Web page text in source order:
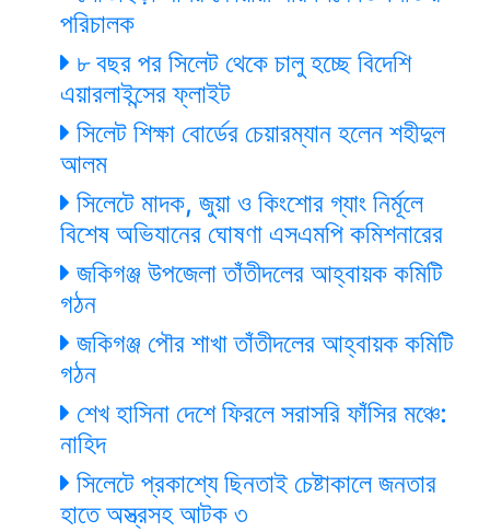
পরিচালক
৮ বছর পর সিলেট থেকে চালু হচ্ছে বিদেশি
এয়ারলাইন্সের ফ্লাইট
সিলেট শিক্ষা বোর্ডের চেয়ারম্যান হলেন শহীদুল
আলম
সিলেটে মাদক, জুয়া ও কিংশোর গ্যাং নির্মূলে
বিশেষ অভিযানের ঘোষণা এসএমপি কমিশনারের
জকিগঞ্জ উপজেলা তাঁতীদলের আহ্বায়ক কমিটি
গঠন
জকিগঞ্জ পৌর শাখা তাঁতীদলের আহ্বায়ক কমিটি
গঠন
শেখ হাসিনা দেশে ফিরলে সরাসরি ফাঁসির মঞ্চে:
নাহিদ
সিলেটে প্রকাশ্যে ছিনতাই চেষ্টাকালে জনতার
হাতে অস্ত্রসহ আটক ৩